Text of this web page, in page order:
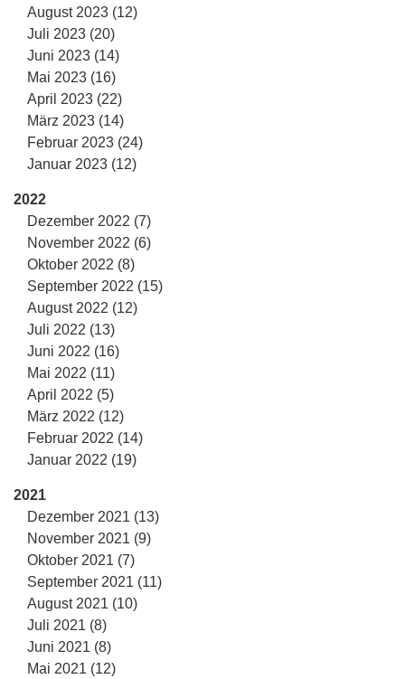
August 2023 (12)
Juli 2023 (20)
Juni 2023 (14)
Mai 2023 (16)
April 2023 (22)
März 2023 (14)
Februar 2023 (24)
Januar 2023 (12)
2022
Dezember 2022 (7)
November 2022 (6)
Oktober 2022 (8)
September 2022 (15)
August 2022 (12)
Juli 2022 (13)
Juni 2022 (16)
Mai 2022 (11)
April 2022 (5)
März 2022 (12)
Februar 2022 (14)
Januar 2022 (19)
2021
Dezember 2021 (13)
November 2021 (9)
Oktober 2021 (7)
September 2021 (11)
August 2021 (10)
Juli 2021 (8)
Juni 2021 (8)
Mai 2021 (12)